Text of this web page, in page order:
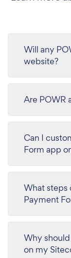
Will any
website?
Are POWR
Can I
Form app
What steps
Payment
Why
on my